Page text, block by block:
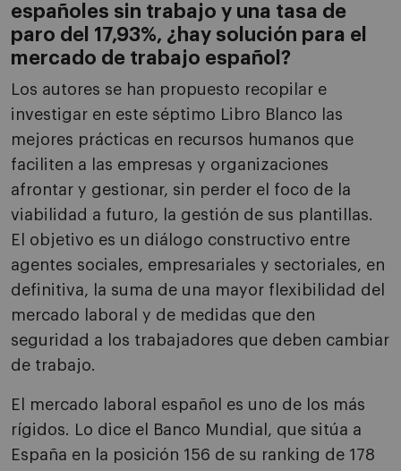
españoles sin trabajo y una tasa de
paro del 17,93%, ¿hay solución para el
mercado de trabajo español?
Los autores se han propuesto recopilar e
investigar en este séptimo Libro Blanco las
mejores prácticas en recursos humanos que
faciliten a las empresas y organizaciones
afrontar y gestionar, sin perder el foco de la
viabilidad a futuro, la gestión de sus plantillas.
El objetivo es un diálogo constructivo entre
agentes sociales, empresariales y sectoriales, en
definitiva, la suma de una mayor flexibilidad del
mercado laboral y de medidas que den
seguridad a los trabajadores que deben cambiar
de trabajo.
El mercado laboral español es uno de los más
rígidos. Lo dice el Banco Mundial, que sitúa a
España en la posición 156 de su ranking de 178